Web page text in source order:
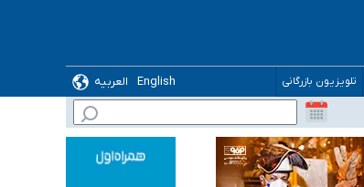
تلویزیون بازرگانی English
العربیه